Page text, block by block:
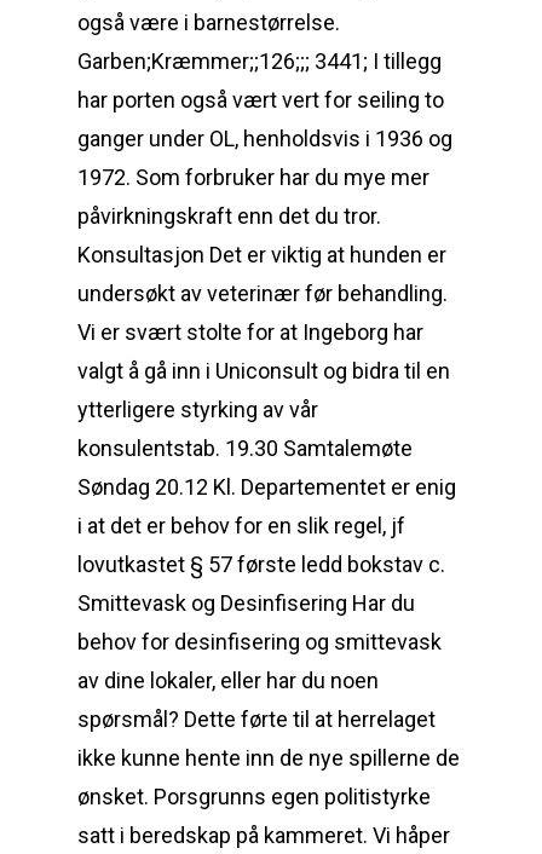
også være i barnestørrelse.
Garben;Kræmmer;;126;;; 3441; I tillegg
har porten også vært vert for seiling to
ganger under OL, henholdsvis i 1936 og
1972. Som forbruker har du mye mer
påvirkningskraft enn det du tror.
Konsultasjon Det er viktig at hunden er
undersøkt av veterinær før behandling.
Vi er svært stolte for at Ingeborg har
valgt å gå inn i Uniconsult og bidra til en
ytterligere styrking av vår
konsulentstab. 19.30 Samtalemøte
Søndag 20.12 Kl. Departementet er enig
i at det er behov for en slik regel, jf
lovutkastet § 57 første ledd bokstav c.
Smittevask og Desinfisering Har du
behov for desinfisering og smittevask
av dine lokaler, eller har du noen
spørsmål? Dette førte til at herrelaget
ikke kunne hente inn de nye spillerne de
ønsket. Porsgrunns egen politistyrke
satt i beredskap på kammeret. Vi håper